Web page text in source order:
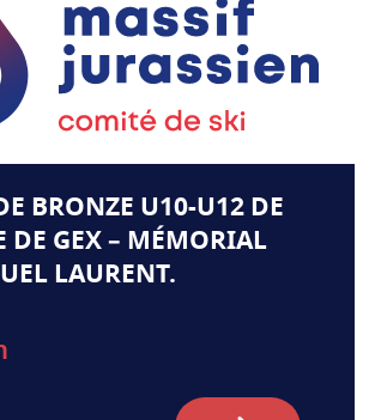
BRONZE U10-U12 DE
DE GEX – MÉMORIAL
LAURENT.